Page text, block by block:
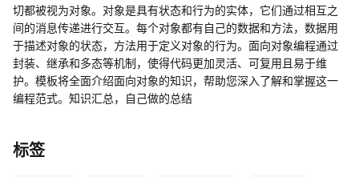
切都被视为对象。对象是具有状态和行为的实体，它们通过相互之
间的消息传递进行交互。每个对象都有自己的数据和方法，数据用
于描述对象的状态，方法用于定义对象的行为。面向对象编程通过
封装、继承和多态等机制，使得代码更加灵活、可复用且易于维
护。模板将全面介绍面向对象的知识，帮助您深入了解和掌握这一
编程范式。知识汇总，自己做的总结
标签